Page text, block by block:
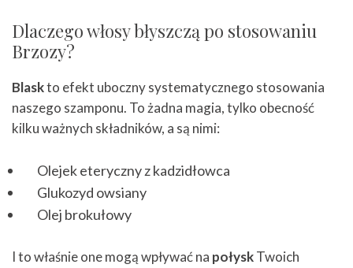
Dlaczego włosy błyszczą po stosowaniu
Brzozy?
Blaskto efekt uboczny systematycznego stosowania
naszego szamponu. To żadna magia, tylko obecność
kilku ważnych składników, a są nimi:
Olejek eteryczny z kadzidłowca
Glukozyd owsiany
Olej brokułowy
I to właśnie one mogą wpływać na połyskTwoich